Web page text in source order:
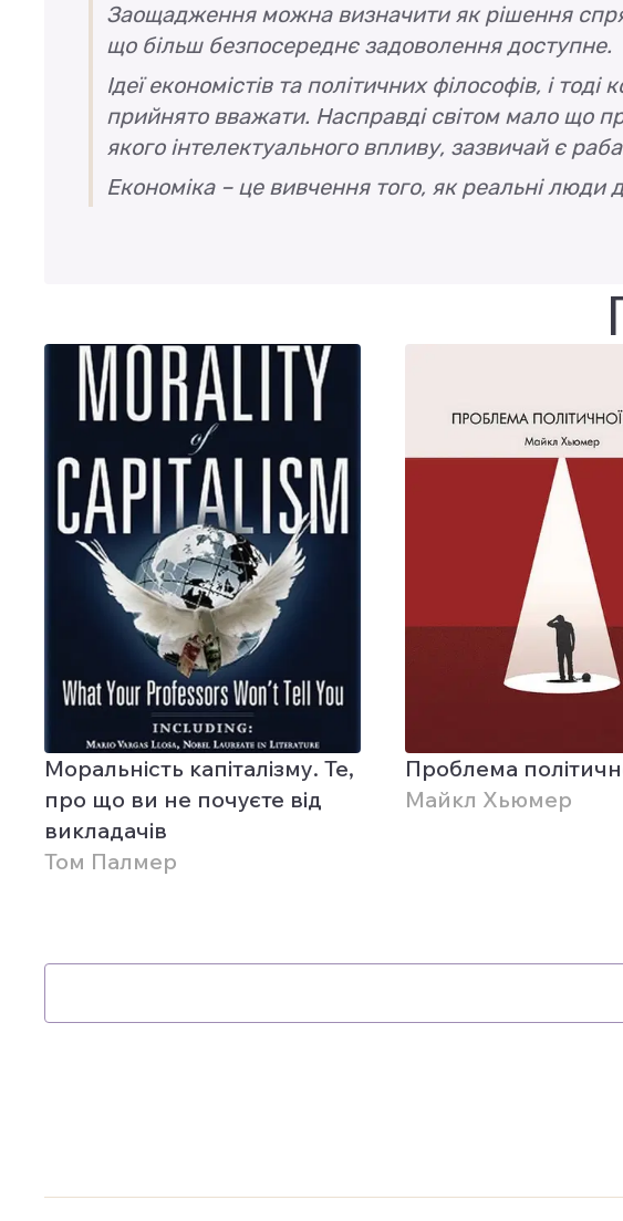
Заощадження можна визначити як рішення
що більш безпосереднє задоволення доступне.
Ідеї економістів та політичних філософів, і
прийнято вважати. Насправді світом мало що
якого інтелектуального впливу, зазвичай є
Економіка – це вивчення того, як реальні
Моральність капіталізму. Те,
про що ви не почуєте від
викладачів
Том Палмер
Проблема
Майкл Хьюмер